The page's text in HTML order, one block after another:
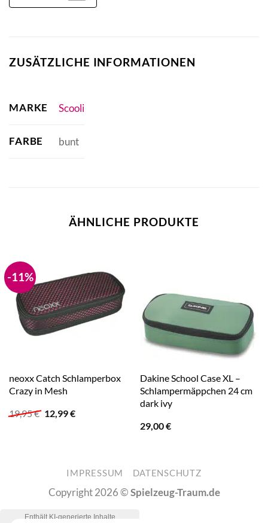
ZUSÄTZLICHE INFORMATIONEN
MARKE Scooli
FARBE bunt
ÄHNLICHE PRODUKTE
-11%
neoxx Catch Schlamperbox
Crazy in Mesh
19,95€ Ursprünglicher
Preis
12,99€Aktueller
Dakine School Case XL –
Schlampermäppchen 24 cm
dark ivy
29,00€
IMPRESSUM DATENSCHUTZ
Copyright 2026 ©Spielzeug-Traum.de